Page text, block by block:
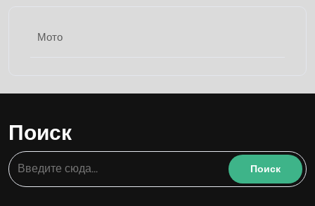
Мото
Поиск